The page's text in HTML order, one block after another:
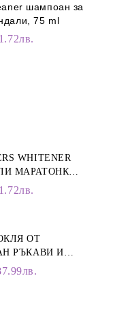
шампоан за
75 ml
WHITENER
МАРАТОНКИ,
ОТ
РЪКАВИ И